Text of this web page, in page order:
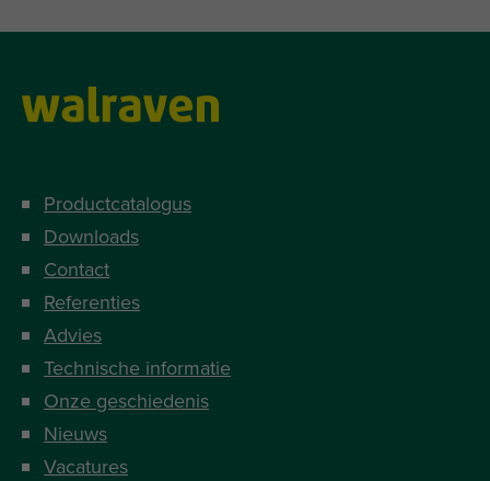
Productcatalogus
Downloads
Contact
Referenties
Advies
Technische informatie
Onze geschiedenis
Nieuws
Vacatures